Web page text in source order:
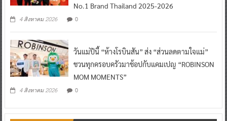
No.1 Brand Thailand 2025-2026
4 สิงหาคม 2026 0
วันแม่ปีนี้ “ห้างโรบินสัน” ส่ง “ส่วนลดตามใจแม่”
ชวนทุกครอบครัวมาช้อปกับแคมเปญ “ROBINSON
MOM MOMENTS”
4 สิงหาคม 2026 0